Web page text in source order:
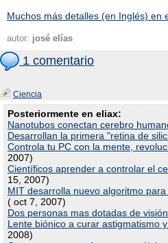
Muchos más detalles (en Inglés) en
autor: josé elías
1 comentario
Ciencia
Posteriormente en eliax:
Nanotubos conectan cerebro
Desarrollan la primera "retina de
Controla tu PC con la mente,
2007)
Científicos aprender a controlar el
15, 2007)
MIT desarrolla nuevo algoritmo
( oct 7, 2007)
Dos personas mas dotadas de
Lente biónico a curar astigmatismo
2008)